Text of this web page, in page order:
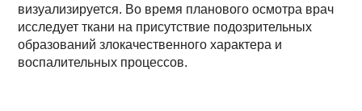
визуализируется. Во время планового осмотра врач
исследует ткани на присутствие подозрительных
образований злокачественного характера и
воспалительных процессов.